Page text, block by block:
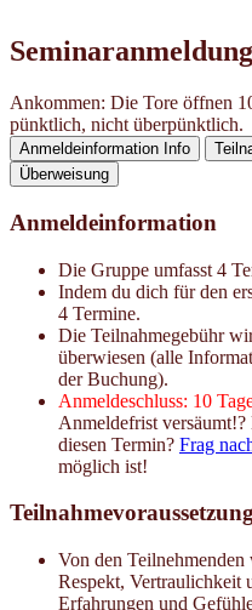
Seminaranmeldung
Ankommen: Die Tore öffnen
pünktlich, nicht überpünktlich.
Anmeldeinformation Info
Überweisung
Anmeldeinformation
Die Gruppe umfasst 4
Indem du dich für den
4 Termine.
Die Teilnahmegebühr
überwiesen (alle
der Buchung).
Anmeldeschluss: 10
Anmeldefrist
diesen Termin? Frag
möglich ist!
Von den
Respekt, Vertraulichkeit
Erfahrungen und